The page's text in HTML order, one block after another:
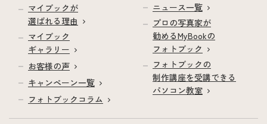
マイブックが
選ばれる理由
マイブック
ギャラリー
お客様の声
キャンペーン一覧
フォトブックコラム
ニュース一覧
プロの写真家が
勧めるMyBookの
フォトブック
フォトブックの
制作講座を受講できる
パソコン教室